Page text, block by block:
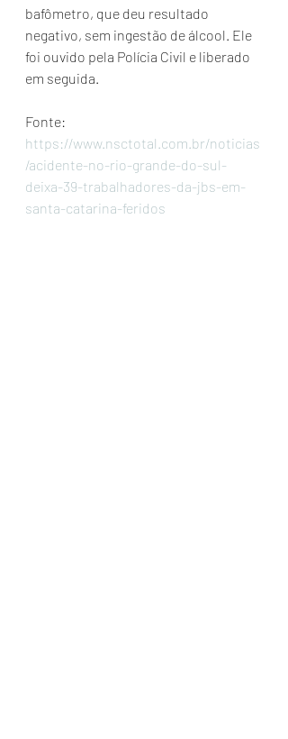
bafômetro, que deu resultado
negativo, sem ingestão de álcool. Ele
foi ouvido pela Polícia Civil e liberado
em seguida.
Fonte:
https://www.nsctotal.com.br/noticias
/acidente-no-rio-grande-do-sul-
deixa-39-trabalhadores-da-jbs-em-
santa-catarina-feridos